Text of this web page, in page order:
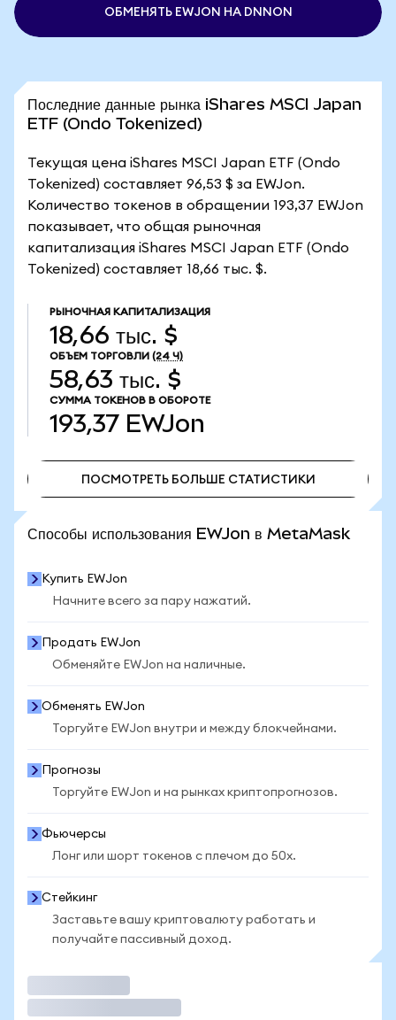
ОБМЕНЯТЬ EWJON НА DNNON
Последние данные рынка iShares MSCI Japan
ETF (Ondo Tokenized)
Текущая цена iShares MSCI Japan ETF (Ondo
Tokenized) составляет 96,53 $ за EWJon.
Количество токенов в обращении 193,37 EWJon
показывает, что общая рыночная
капитализация iShares MSCI Japan ETF (Ondo
Tokenized) составляет 18,66 тыс. $.
РЫНОЧНАЯ КАПИТАЛИЗАЦИЯ
18,66 тыс. $
ОБЪЕМ ТОРГОВЛИ (24 Ч)
58,63 тыс. $
СУММА ТОКЕНОВ В ОБОРОТЕ
193,37 EWJon
ПОСМОТРЕТЬ БОЛЬШЕ СТАТИСТИКИ
Способы использования EWJon в MetaMask
Купить EWJon
Начните всего за пару нажатий.
Продать EWJon
Обменяйте EWJon на наличные.
Обменять EWJon
Торгуйте EWJon внутри и между блокчейнами.
Прогнозы
Торгуйте EWJon и на рынках криптопрогнозов.
Фьючерсы
Лонг или шорт токенов с плечом до 50x.
Стейкинг
Заставьте вашу криптовалюту работать и
получайте пассивный доход.